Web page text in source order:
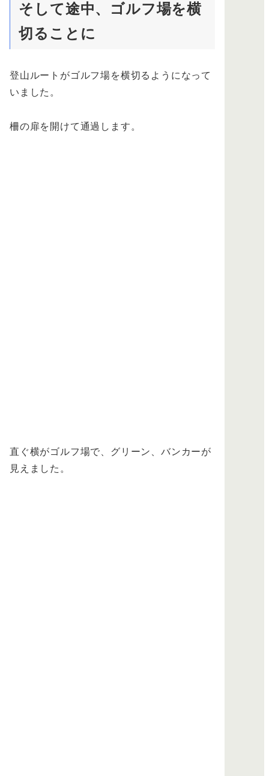
そして途中、ゴルフ場を横
切ることに
登山ルートがゴルフ場を横切るようになって
いました。
柵の扉を開けて通過します。
直ぐ横がゴルフ場で、グリーン、バンカーが
見えました。